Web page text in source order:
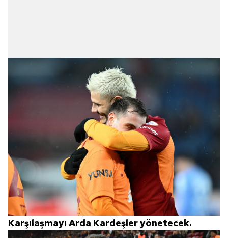
Karşılaşmayı Arda Kardeşler yönetecek.